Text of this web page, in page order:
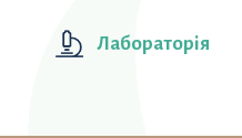
Лабораторiя